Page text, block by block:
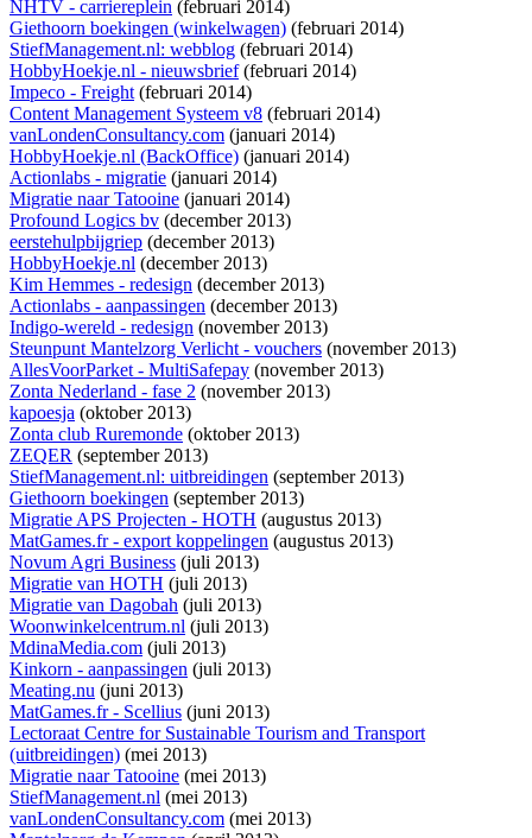
NHTV - carriereplein (februari 2014)
Giethoorn boekingen (winkelwagen) (februari 2014)
StiefManagement.nl: webblog (februari 2014)
HobbyHoekje.nl - nieuwsbrief(februari 2014)
Impeco - Freight(februari 2014)
Content Management Systeem v8 (februari 2014)
vanLondenConsultancy.com (januari 2014)
HobbyHoekje.nl (BackOffice) (januari 2014)
Actionlabs - migratie (januari 2014)
Migratie naar Tatooine (januari 2014)
Profound Logics bv (december 2013)
eerstehulpbijgriep (december 2013)
HobbyHoekje.nl (december 2013)
Kim Hemmes - redesign (december 2013)
Actionlabs - aanpassingen (december 2013)
Indigo-wereld - redesign (november 2013)
Steunpunt Mantelzorg Verlicht - vouchers (november 2013)
AllesVoorParket - MultiSafepay (november 2013)
Zonta Nederland - fase 2 (november 2013)
kapoesja (oktober 2013)
Zonta club Ruremonde (oktober 2013)
ZEQER (september 2013)
StiefManagement.nl: uitbreidingen (september 2013)
Giethoorn boekingen (september 2013)
Migratie APS Projecten - HOTH (augustus 2013)
MatGames.fr - export koppelingen (augustus 2013)
Novum Agri Business (juli 2013)
Migratie van HOTH (juli 2013)
Migratie van Dagobah (juli 2013)
Woonwinkelcentrum.nl (juli 2013)
MdinaMedia.com (juli 2013)
Kinkorn - aanpassingen (juli 2013)
Meating.nu (juni 2013)
MatGames.fr - Scellius (juni 2013)
Lectoraat Centre for Sustainable Tourism and Transport
(uitbreidingen) (mei 2013)
Migratie naar Tatooine (mei 2013)
StiefManagement.nl (mei 2013)
vanLondenConsultancy.com (mei 2013)